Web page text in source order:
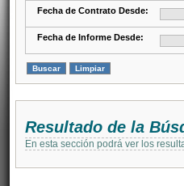
Fecha de Contrato Desde:
Fecha de Informe Desde:
Resultado de la
En esta sección podrá ver los